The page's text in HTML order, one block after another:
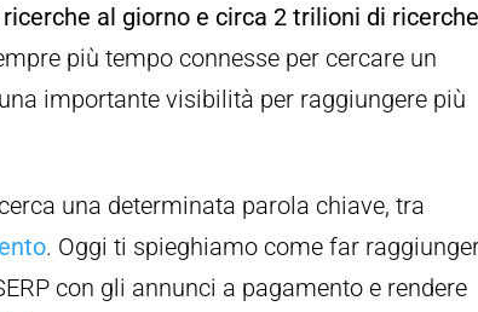
al giorno e circa 2 trilioni di
più tempo connesse per cercare un
importante visibilità per raggiungere più
una determinata parola chiave, tra
. Oggi ti spieghiamo come far
con gli annunci a pagamento e rendere